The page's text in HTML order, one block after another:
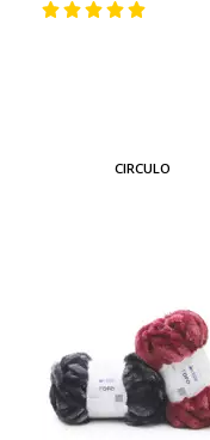
CIRCULO